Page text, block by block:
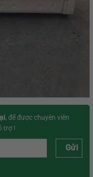
, để được chuyên viên
trợ !
Gửi